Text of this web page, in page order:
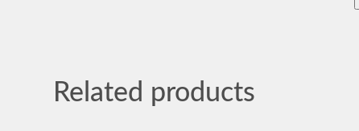
Related products